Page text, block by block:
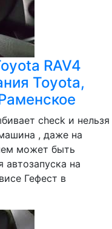
RAV4
Toyota,
check и нельзя
, даже на
может быть
автозапуска на
Гефест в